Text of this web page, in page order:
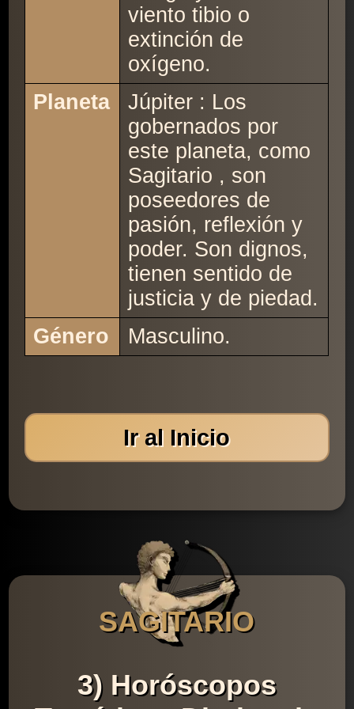
viento tibio o
extinción de
oxígeno.
Planeta
Júpiter : Los
gobernados por
este planeta, como
Sagitario , son
poseedores de
pasión, reflexión y
poder. Son dignos,
tienen sentido de
justicia y de piedad.
Género
Masculino.
Ir al Inicio
SAGITARIO
3) Horóscopos